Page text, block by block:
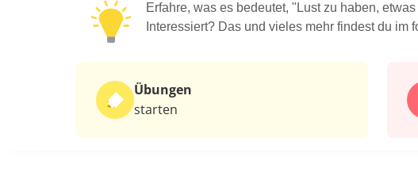
Erfahre, was es bedeutet, "Lust zu haben,
Interessiert? Das und vieles mehr findest du im
Übungen
starten